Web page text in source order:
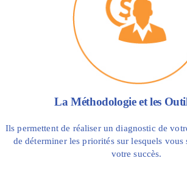
La Méthodologie et les
Ils permettent de réaliser un diagnostic de
de déterminer les priorités sur lesquels
votre succès.